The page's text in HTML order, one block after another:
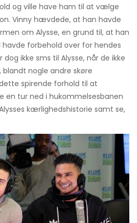
og ville have ham til at vælge
Vinny hævdede, at han havde
om Alysse, en grund til, at han
forbehold over for hendes
ikke sms til Alysse, når de ikke
nogle andre skøre
spirende forhold til at
en tur ned i hukommelsesbanen
kærlighedshistorie samt se,